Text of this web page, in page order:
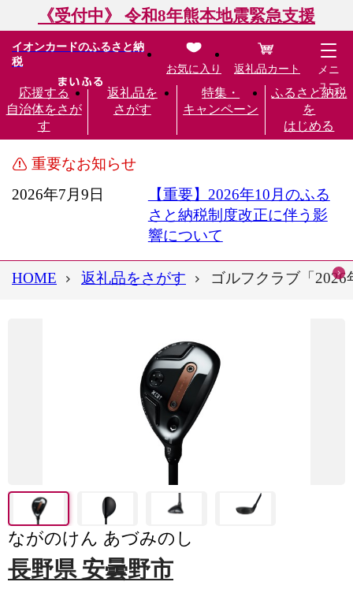
《受付中》 令和8年熊本地震緊急支援
イオンカードのふるさと納
税
応援する
自治体をさが
す
返礼品を
さがす
特集・
キャンペーン
ふるさと納税
を
はじめる
お気に入り 返礼品カート
メニ
ュー
重要なお知らせ
2026年7月9日
【重要】2026年10月のふる
さと納税制度改正に伴う影
響について
HOME 返礼品をさがす ゴルフクラブ「
ながのけん あづみのし
長野県 安曇野市